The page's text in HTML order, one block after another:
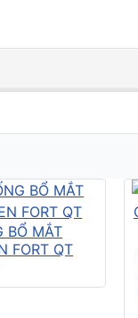
BỔ MẮT
FORT QT